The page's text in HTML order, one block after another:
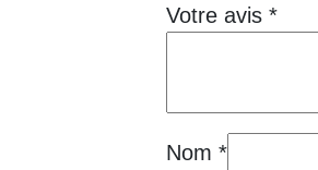
Votre avis *
Nom *